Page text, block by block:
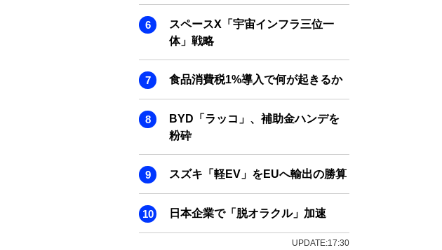
スペースX「宇宙インフラ三位一
体」戦略
食品消費税1%導入で何が起きるか
BYD「ラッコ」、補助金ハンデを
粉砕
スズキ「軽EV」をEUへ輸出の勝算
日本企業で「脱オラクル」加速
UPDATE:17:30